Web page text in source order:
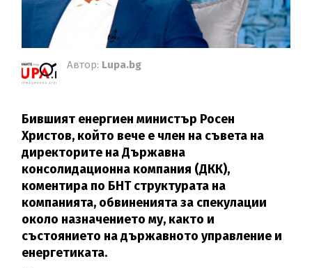
Автор: Lupa.bg
Бившият енергиен министър Росен
Христов, който вече е член на съвета на
директорите на Държавна
консолидационна компания (ДКК),
коментира по БНТ структурата на
компанията, обвиненията за спекулации
около назначението му, както и
състоянието на държавното управление и
енергетиката.